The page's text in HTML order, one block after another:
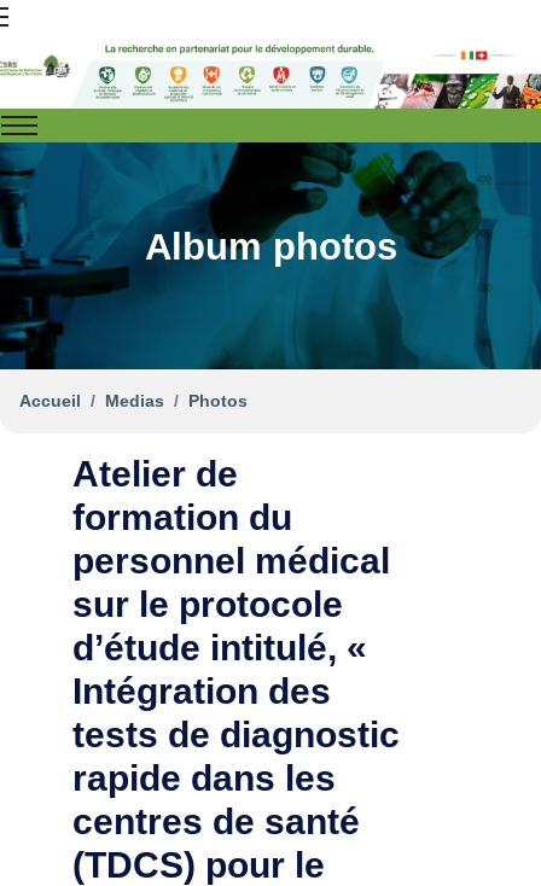
Album photos
Accueil Medias Photos
Atelier de
formation du
personnel médical
sur le protocole
d’étude intitulé, «
Intégration des
tests de diagnostic
rapide dans les
centres de santé
(TDCS) pour le